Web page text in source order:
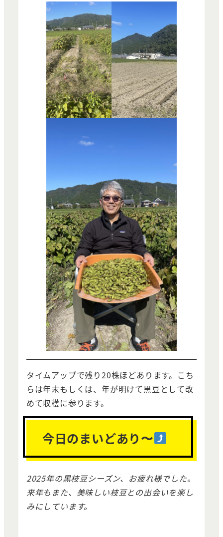
タイムアップで残り20株ほどあります。こち
らは年末もしくは、年が明けて黒豆として改
めて収穫に参ります。
今日のまいどあり〜
2025年の黒枝豆シーズン、お疲れ様でした。
来年もまた、美味しい枝豆との出会いを楽し
みにしています。